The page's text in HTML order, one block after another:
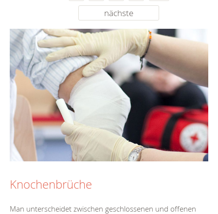
nächste
Knochenbrüche
Man unterscheidet zwischen geschlossenen und offenen